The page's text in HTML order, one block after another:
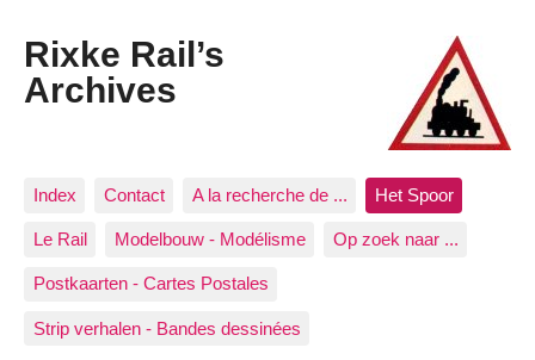
Rixke Rail’s
Archives
Index Contact A la recherche de ... Het Spoor
Le Rail Modelbouw - Modélisme Op zoek naar ...
Postkaarten - Cartes Postales
Strip verhalen - Bandes dessinées